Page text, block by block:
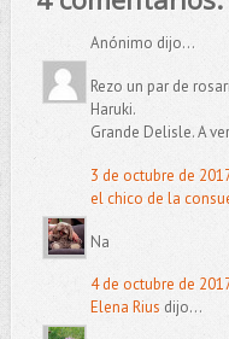
Anónimo dijo...
Rezo un par de
Haruki.
Grande Delisle. A
3 de octubre de
el chico de la
Na
4 de octubre de
Elena Rius dijo...